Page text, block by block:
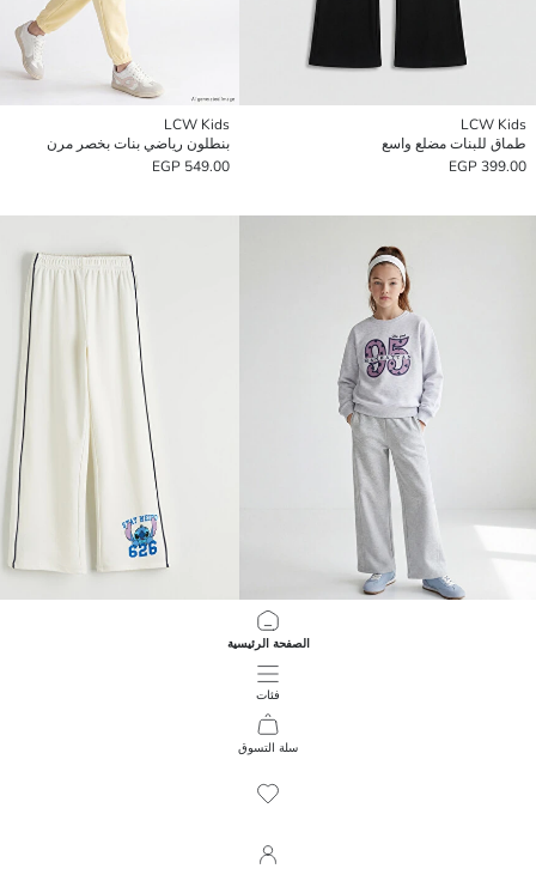
الصفحة الرئيسية
فئات
سلة التسوق
LCW Kids
طماق للبنات مضلع واسع
399.00 EGP
LCW Kids
بنطلون رياضي بنات بخصر مرن
549.00 EGP
بنطال رياضي تخين للبنات بخصر مرن
بنطال رياضي مطبوع Stitch للبنات